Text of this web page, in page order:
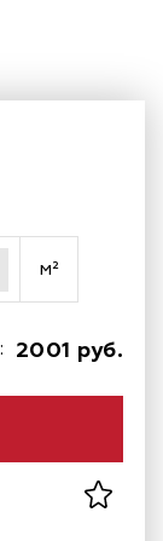
м²
2001 руб.